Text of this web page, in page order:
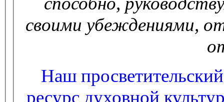
своими убеждениями,
Наш
ресурс духовной